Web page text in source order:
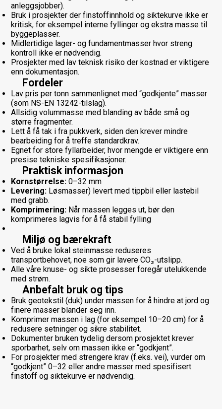
anleggsjobber).
Bruk i prosjekter der finstoffinnhold og siktekurve ikke er
kritisk, for eksempel interne fyllinger og ekstra masse til
byggeplasser.
Midlertidige lager- og fundamentmasser hvor streng
kontroll ikke er nødvendig.
Prosjekter med lav teknisk risiko der kostnad er viktigere
enn dokumentasjon.
Fordeler
Lav pris per tonn sammenlignet med “godkjente” masser
(som NS-EN 13242-tilslag).
Allsidig volummasse med blanding av både små og
større fragmenter.
Lett å få tak i fra pukkverk, siden den krever mindre
bearbeiding for å treffe standardkrav.
Egnet for store fyllarbeider, hvor mengde er viktigere enn
presise tekniske spesifikasjoner.
Praktisk informasjon
Kornstørrelse: 0–32 mm
Levering: Løsmasser) levert med tippbil eller lastebil
med grabb.
Komprimering: Når massen legges ut, bør den
komprimeres lagvis for å få stabil fylling
Miljø og bærekraft
Ved å bruke lokal steinmasse reduseres
transportbehovet, noe som gir lavere CO₂-utslipp.
Alle våre knuse- og sikte prosesser foregår utelukkende
med strøm.
Anbefalt bruk og tips
Bruk geotekstil (duk) under massen for å hindre at jord og
finere masser blander seg inn.
Komprimer massen i lag (for eksempel 10–20 cm) for å
redusere setninger og sikre stabilitet.
Dokumenter bruken tydelig dersom prosjektet krever
sporbarhet, selv om massen ikke er “godkjent”.
For prosjekter med strengere krav (f.eks. vei), vurder om
“godkjent” 0–32 eller andre masser med spesifisert
finstoff og siktekurve er nødvendig.